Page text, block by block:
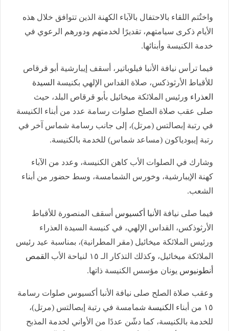
واختُتم اللقاء بالاحتفال بالآباء الكهنة الذين تتوافق خلال هذه
الأيام ذكرى سيامتهم، تقديرًا لخدمتهم ودورهم الرعوي في
خدمة الكنيسة وأبنائها.
فيما ترأس نيافة الأنبا فيلوباتير، أسقف إيبارشية أبو قرقاص
للأقباط الأرثوذكس، صلاة القداس الإلهي بكنيسة السيدة
العذراء ورئيس الملائكة ميخائيل بأبو قرقاص البلد، حيث
صلى عقب صلاة الصلح صلوات رسامة عدد من أبناء الكنيسة
في رتبة إبصالتس (مرتل)، إلى جانب رسامة شماس آخر في
رتبة إيبودياكون (مساعد شماس) للخدمة بالكنيسة.
وشارك في الصلوات الأب كاهن الكنيسة، وعدد من الآباء
كهنة الإيبارشية، وخورس الشمامسة، وسط حضور من أبناء
الشعب.
فيما صلى نيافة الأنبا أكسيوس أسقف المنصورة للأقباط
الأرثوذكس، القداس الإلهي، في كنيسة السيدة العذراء
ورئيس الملائكة ميخائيل (مقر المطرانية)، بمناسبة عيد رئيس
الملائكة ميخائيل، وكذلك التذكار الـ ١٥ لنياحة الأب
القمص
أنطونيوس يونان مؤسس الكنيسة ذاتها.
وعقب صلاة الصلح صلى نيافة الأنبا أكسيوس صلوات رسامة
١٥ من أبناء
الكنيسة شمامسة في رتبة إبصالتس (مرتل)،
للخدمة بالكنيسة، كما دشّن عددًا من الأواني لخدمة المذبح